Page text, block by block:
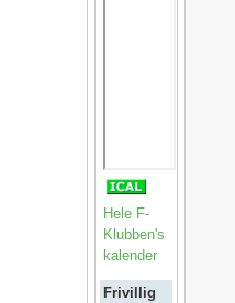
Hele F-
Klubben's
kalender
Frivillig